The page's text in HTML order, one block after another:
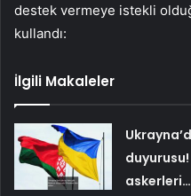
destek vermeye istekli
kullandı:
İlgili Makaleler
askerleri…